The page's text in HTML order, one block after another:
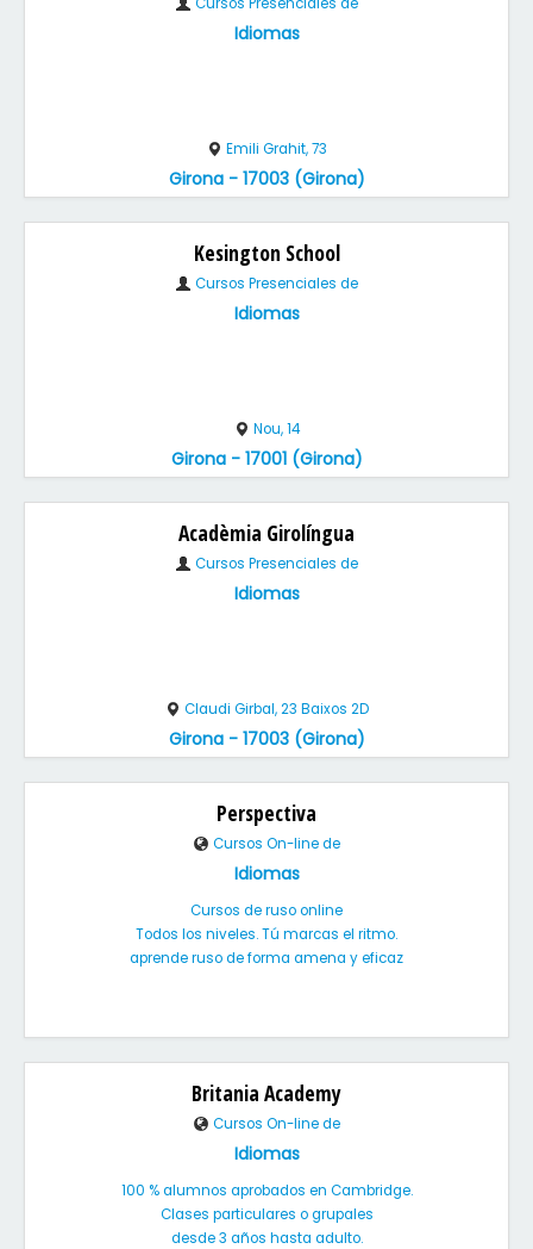
Idiomas
Emili Grahit, 73
Girona - 17003 (Girona)
Kesington School
Cursos Presenciales de
Idiomas
Nou, 14
Girona - 17001 (Girona)
Acadèmia Girolíngua
Cursos Presenciales de
Idiomas
Claudi Girbal, 23 Baixos 2D
Girona - 17003 (Girona)
Perspectiva
Cursos On-line de
Idiomas
Cursos de ruso online
Todos los niveles. Tú marcas el ritmo.
aprende ruso de forma amena y eficaz
Britania Academy
Cursos On-line de
Idiomas
100 % alumnos aprobados en Cambridge.
Clases particulares o grupales
desde 3 años hasta adulto.